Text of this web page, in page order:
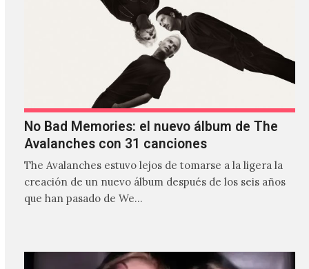
No Bad Memories: el nuevo álbum de The
Avalanches con 31 canciones
The Avalanches estuvo lejos de tomarse a la ligera la
creación de un nuevo álbum después de los seis años
que han pasado de We…